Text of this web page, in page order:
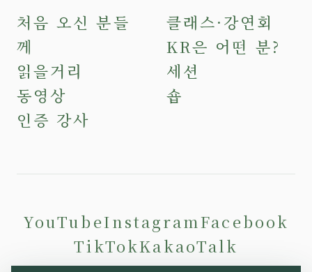
처음 오신 분들
께
읽을거리
동영상
인증 강사
클래스·강연회
KR은 어떤 분?
세션
숍
YouTubeInstagramFacebook
TikTokKakaoTalk